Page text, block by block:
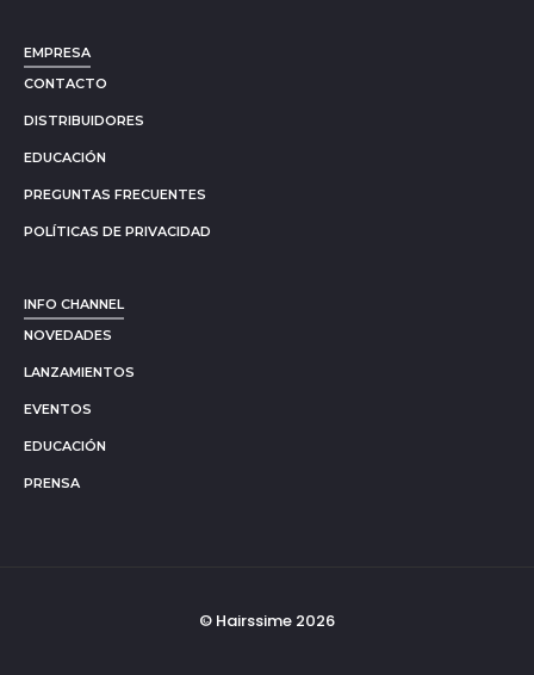
EMPRESA
CONTACTO
DISTRIBUIDORES
EDUCACIÓN
PREGUNTAS FRECUENTES
POLÍTICAS DE PRIVACIDAD
INFO CHANNEL
NOVEDADES
LANZAMIENTOS
EVENTOS
EDUCACIÓN
PRENSA
© Hairssime 2026